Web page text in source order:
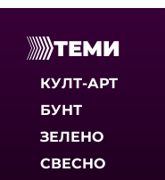
ТЕМИ
КУЛТ-АРТ
БУНТ
ЗЕЛЕНО
СВЕСНО